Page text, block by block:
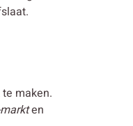
maken.
en